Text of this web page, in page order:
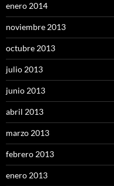
enero 2014
noviembre 2013
octubre 2013
julio 2013
junio 2013
abril 2013
marzo 2013
febrero 2013
enero 2013